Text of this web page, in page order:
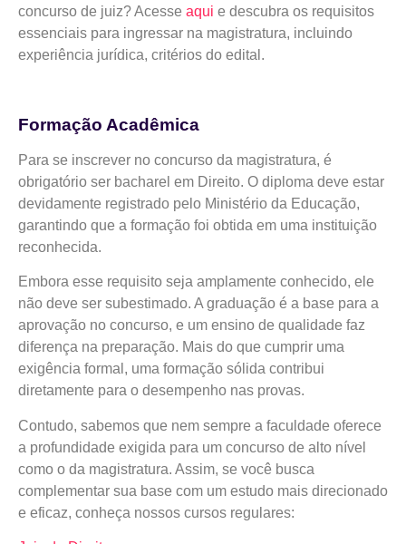
concurso de juiz? Acesse aqui e descubra os requisitos
essenciais para ingressar na magistratura, incluindo
experiência jurídica, critérios do edital.
Formação Acadêmica
Para se inscrever no concurso da magistratura, é
obrigatório ser bacharel em Direito. O diploma deve estar
devidamente registrado pelo Ministério da Educação,
garantindo que a formação foi obtida em uma instituição
reconhecida.
Embora esse requisito seja amplamente conhecido, ele
não deve ser subestimado. A graduação é a base para a
aprovação no concurso, e um ensino de qualidade faz
diferença na preparação. Mais do que cumprir uma
exigência formal, uma formação sólida contribui
diretamente para o desempenho nas provas.
Contudo, sabemos que nem sempre a faculdade oferece
a profundidade exigida para um concurso de alto nível
como o da magistratura. Assim, se você busca
complementar sua base com um estudo mais direcionado
e eficaz, conheça nossos cursos regulares: